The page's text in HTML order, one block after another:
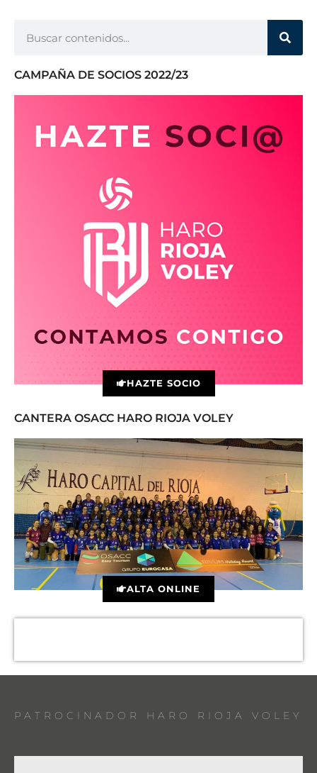
CAMPAÑA DE SOCIOS 2022/23
HAZTE SOCIO
CANTERA OSACC HARO RIOJA VOLEY
ALTA ONLINE
PATROCINADOR HARO RIOJA VOLEY